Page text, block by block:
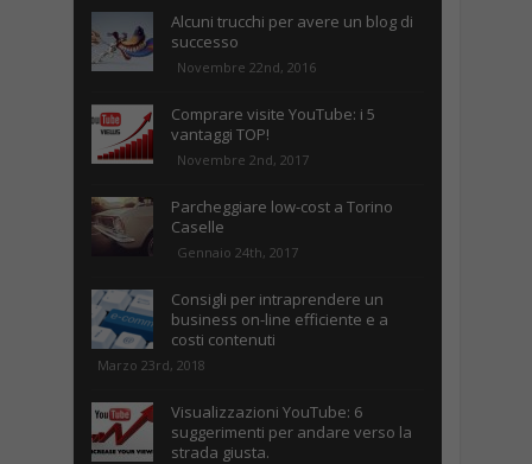
Alcuni trucchi per avere un blog di
successo
Novembre 22nd, 2016
Comprare visite YouTube: i 5
vantaggi TOP!
Novembre 2nd, 2017
Parcheggiare low-cost a Torino
Caselle
Gennaio 24th, 2017
Consigli per intraprendere un
business on-line efficiente e a
costi contenuti
Marzo 23rd, 2018
Visualizzazioni YouTube: 6
suggerimenti per andare verso la
strada giusta.